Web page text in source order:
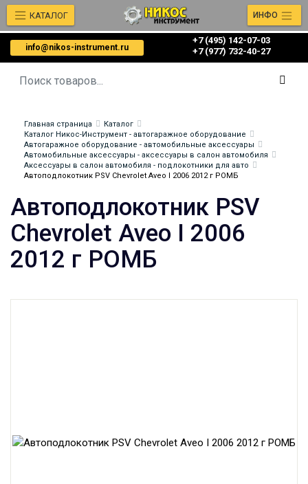
info@nikos-instrument.ru
+7 (495) 142-07-03
‎‎+7 (977) 732-40-27
КАТАЛОГ ИНФО
Главная страница
Каталог
Каталог Никос-Инструмент - автогаражное оборудование
Автогаражное оборудование - автомобильные аксессуары
Автомобильные аксессуары - аксессуары в салон автомобиля
Аксессуары в салон автомобиля - подлокотники для авто
Автоподлокотник PSV Chevrolet Aveo I 2006 2012 г РОМБ
Автоподлокотник PSV
Chevrolet Aveo I 2006
2012 г РОМБ